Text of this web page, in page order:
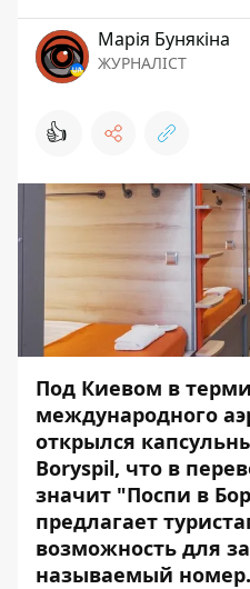
Марія Бунякіна
ЖУРНАЛІСТ
👍
Под Киевом в
международного
открылся
Boryspil, что в
значит "Поспи в
предлагает
возможность для
называемый номер.